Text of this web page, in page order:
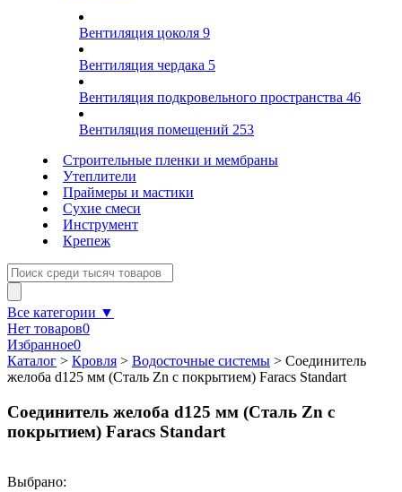
Вентиляция цоколя 9
Вентиляция чердака 5
Вентиляция подкровельного пространства 46
Вентиляция помещений 253
Строительные пленки и мембраны
Утеплители
Праймеры и мастики
Сухие смеси
Инструмент
Крепеж
Все категории ▼
Нет товаров0
Избранное0
Каталог > Кровля > Водосточные системы > Соединитель
желоба d125 мм (Сталь Zn с покрытием) Faracs Standart
Соединитель желоба d125 мм (Сталь Zn с
покрытием) Faracs Standart
Выбрано: